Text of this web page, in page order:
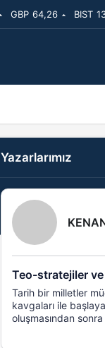
GBP 64,26 BIST
Yazarlarımız
Teo-stratejiler
Tarih bir milletler
kavgaları ile
oluşmasından